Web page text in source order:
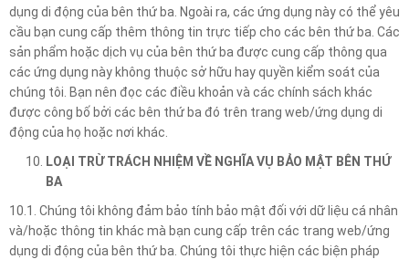
dụng di động của bên thứ ba. Ngoài ra, các ứng dụng này có thể yêu
cầu bạn cung cấp thêm thông tin trực tiếp cho các bên thứ ba. Các
sản phẩm hoặc dịch vụ của bên thứ ba được cung cấp thông qua
các ứng dụng này không thuộc sở hữu hay quyền kiểm soát của
chúng tôi. Bạn nên đọc các điều khoản và các chính sách khác
được công bố bởi các bên thứ ba đó trên trang web/ứng dụng di
động của họ hoặc nơi khác.
LOẠI TRỪ TRÁCH NHIỆM VỀ NGHĨA VỤ BẢO MẬT BÊN THỨ
BA
10.1. Chúng tôi không đảm bảo tính bảo mật đối với dữ liệu cá nhân
và/hoặc thông tin khác mà bạn cung cấp trên các trang web/ứng
dụng di động của bên thứ ba. Chúng tôi thực hiện các biện pháp